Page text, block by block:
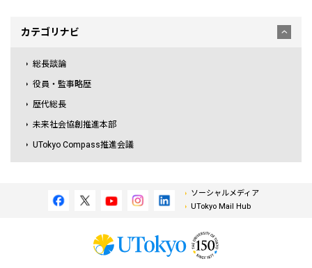
カテゴリナビ
総長談論
役員・監事略歴
歴代総長
未来社会協創推進本部
UTokyo Compass推進会議
ソーシャルメディア
UTokyo Mail Hub